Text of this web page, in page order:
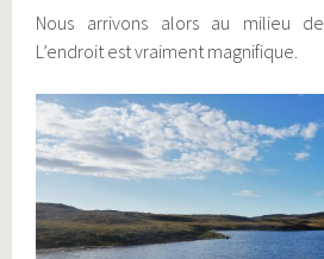
Nous arrivons alors au milieu
L’endroit est vraiment magnifique.